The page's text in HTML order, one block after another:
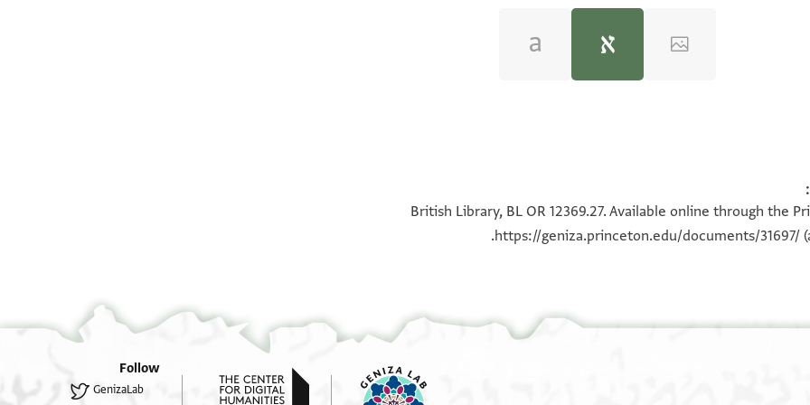
British Library, BL OR 12369.27. Available online through the
https://geniza.princeton.edu/documents/31697/
Follow
GenizaLab